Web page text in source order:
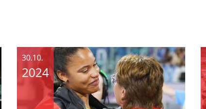
30.10.
2024